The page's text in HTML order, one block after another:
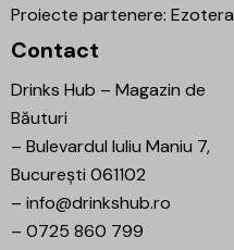
Proiecte partenere: Ezotera
Contact
Drinks Hub – Magazin de
Băuturi
– Bulevardul Iuliu Maniu 7,
București 061102
– info@drinkshub.ro
– 0725 860 799